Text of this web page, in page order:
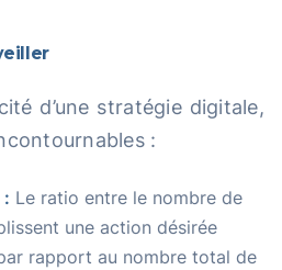
d’une stratégie digitale,
:
: Le ratio entre le nombre de
une action désirée
rapport au nombre total de